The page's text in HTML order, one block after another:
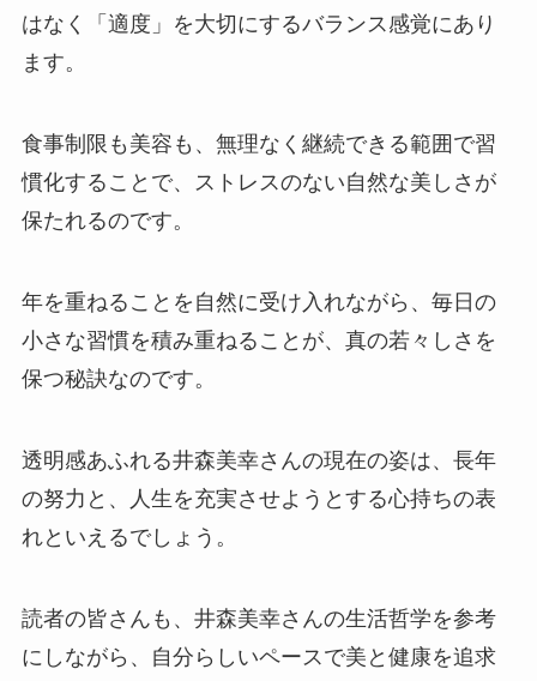
はなく「適度」を大切にするバランス感覚にあり
ます。
食事制限も美容も、無理なく継続できる範囲で習
慣化することで、ストレスのない自然な美しさが
保たれるのです。
年を重ねることを自然に受け入れながら、毎日の
小さな習慣を積み重ねることが、真の若々しさを
保つ秘訣なのです。
透明感あふれる井森美幸さんの現在の姿は、長年
の努力と、人生を充実させようとする心持ちの表
れといえるでしょう。
読者の皆さんも、井森美幸さんの生活哲学を参考
にしながら、自分らしいペースで美と健康を追求